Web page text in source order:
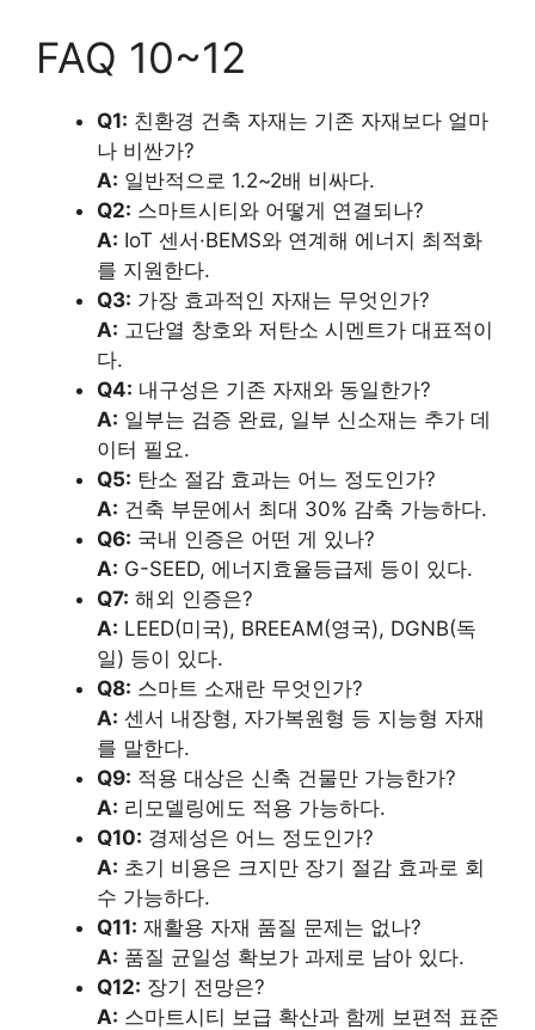
FAQ 10~12
Q1: 친환경 건축 자재는 기존 자재보다 얼마
나 비싼가?
A: 일반적으로 1.2~2배 비싸다.
Q2: 스마트시티와 어떻게 연결되나?
A: IoT 센서·BEMS와 연계해 에너지 최적화
를 지원한다.
Q3: 가장 효과적인 자재는 무엇인가?
A: 고단열 창호와 저탄소 시멘트가 대표적이
다.
Q4: 내구성은 기존 자재와 동일한가?
A: 일부는 검증 완료, 일부 신소재는 추가 데
이터 필요.
Q5: 탄소 절감 효과는 어느 정도인가?
A: 건축 부문에서 최대 30% 감축 가능하다.
Q6: 국내 인증은 어떤 게 있나?
A: G-SEED, 에너지효율등급제 등이 있다.
Q7: 해외 인증은?
A: LEED(미국), BREEAM(영국), DGNB(독
일) 등이 있다.
Q8: 스마트 소재란 무엇인가?
A: 센서 내장형, 자가복원형 등 지능형 자재
를 말한다.
Q9: 적용 대상은 신축 건물만 가능한가?
A: 리모델링에도 적용 가능하다.
Q10: 경제성은 어느 정도인가?
A: 초기 비용은 크지만 장기 절감 효과로 회
수 가능하다.
Q11: 재활용 자재 품질 문제는 없나?
A: 품질 균일성 확보가 과제로 남아 있다.
Q12: 장기 전망은?
A: 스마트시티 보급 확산과 함께 보편적 표준